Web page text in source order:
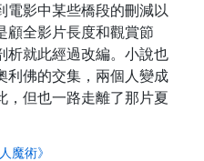
電影中某些橋段的刪減以
顧全影片長度和觀賞節
析就此經過改編。小說也
利佛的交集，兩個人變成
，但也一路走離了那片夏
魔術》